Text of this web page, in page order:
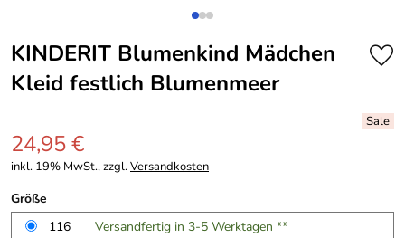
KINDERIT Blumenkind Mädchen
Kleid festlich Blumenmeer
24,95 €
inkl. 19% MwSt., zzgl.Versandkosten
Größe
116
Versandfertig in 3-5 Werktagen **